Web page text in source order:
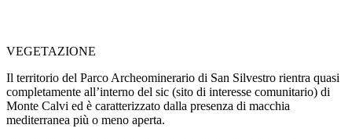
VEGETAZIONE
Il territorio del Parco Archeominerario di San Silvestro rientra quasi
completamente all’interno del sic (sito di interesse comunitario) di
Monte Calvi ed è caratterizzato dalla presenza di macchia
mediterranea più o meno aperta.